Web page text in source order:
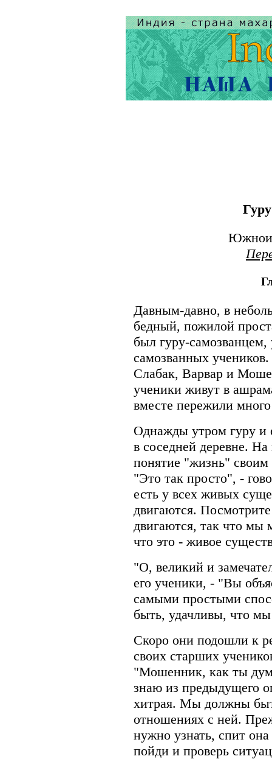
Давным-давно, в
бедный, пожилой
был гуру-
самозванных
Слабак, Варвар и
ученики живут в
вместе пережили
Однажды утром гуру и
в соседней деревне.
понятие "жизнь"
"Это так просто", -
есть у всех живых
двигаются.
двигаются, так что мы
что это - живое
"О, великий и
его ученики, - "Вы
самыми простыми
быть, удачливы, что
Скоро они подошли к
своих старших
"Мошенник, как ты
знаю из предыдущего
хитрая. Мы должны
отношениях с ней.
нужно узнать, спит
пойди и проверь